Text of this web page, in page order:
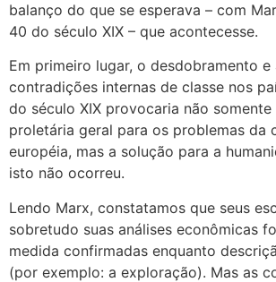
balanço do que se esperava – com
40 do século XIX – que acontecesse.
Em primeiro lugar, o desdobramento
contradições internas de classe nos
do século XIX provocaria não somente
proletária geral para os problemas da
européia, mas a solução para a
isto não ocorreu.
Lendo Marx, constatamos que seus
sobretudo suas análises econômicas
medida confirmadas enquanto
(por exemplo: a exploração). Mas as